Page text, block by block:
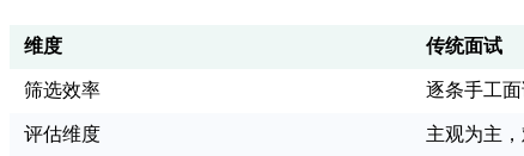
维度 传统面试
筛选效率 逐条手工
评估维度 主观为主